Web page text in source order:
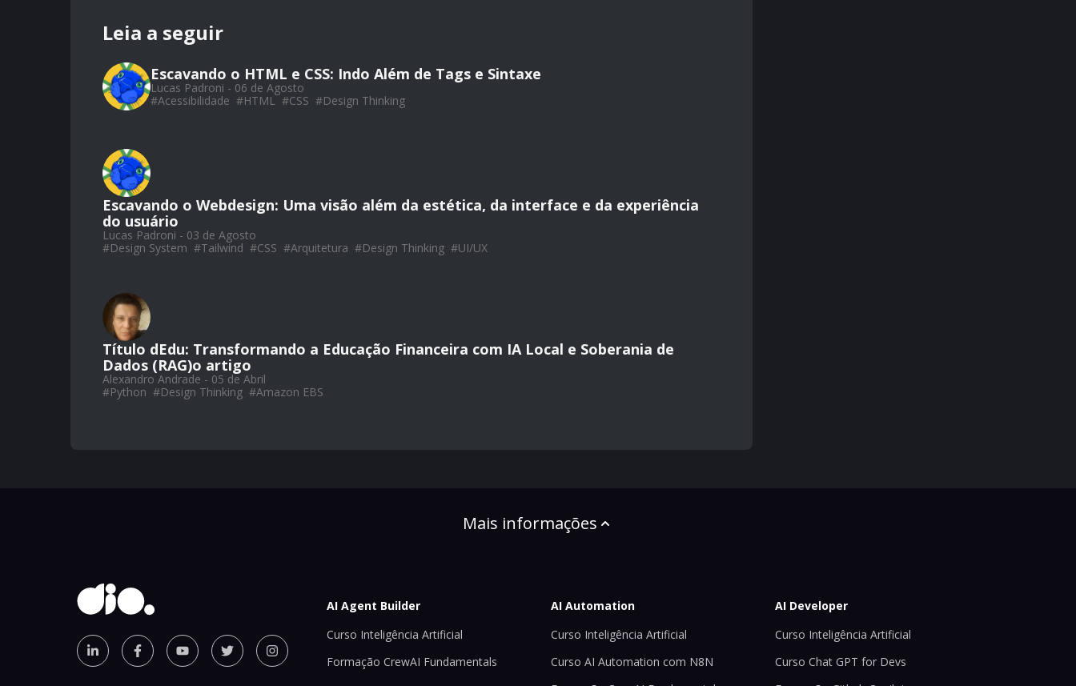
Leia a seguir
Escavando o HTML e CSS: Indo Além de Tags e Sintaxe
Lucas Padroni - 06 de Agosto
#Acessibilidade #HTML #CSS #Design Thinking
Escavando o Webdesign: Uma visão além da estética, da interface e da experiência
do usuário
Lucas Padroni - 03 de Agosto
#Design System #Tailwind #CSS #Arquitetura #Design Thinking #UI/UX
Título dEdu: Transformando a Educação Financeira com IA Local e Soberania de
Dados (RAG)o artigo
Alexandro Andrade - 05 de Abril
#Python #Design Thinking #Amazon EBS
Mais informações
AI Agent Builder
Curso Inteligência Artificial
Formação CrewAI Fundamentals
AI Automation
Curso Inteligência Artificial
Curso AI Automation com N8N
AI Developer
Curso Inteligência Artificial
Curso Chat GPT for Devs